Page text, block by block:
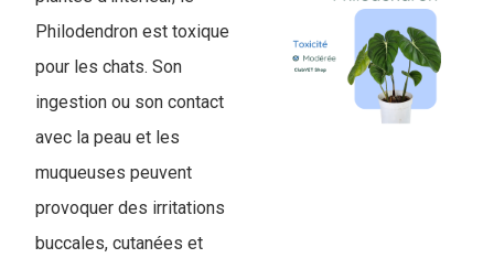
Philodendron est toxique
pour les chats. Son
ingestion ou son contact
avec la peau et les
muqueuses peuvent
provoquer des irritations
buccales, cutanées et